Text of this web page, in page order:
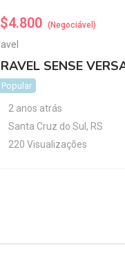
4.800 (Negociável)
SENSE
Popular
2 anos atrás
Santa Cruz do Sul , RS
220 Visualizações